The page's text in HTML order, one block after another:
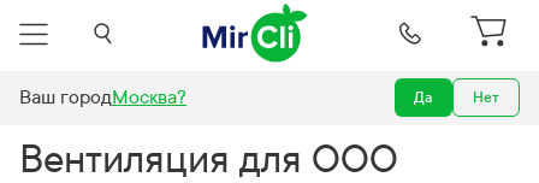
Ваш городМосква? Да Нет
вентиляции для ООО "НОВЫЕ ЛАБОРАТОРНЫЕ ТЕХНОЛОГИИ"
Вентиляция для ООО